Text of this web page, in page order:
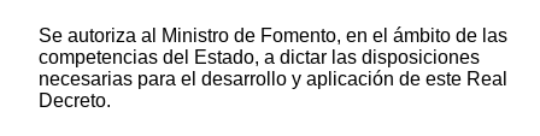
Se autoriza al Ministro de Fomento, en el ámbito de las
competencias del Estado, a dictar las disposiciones
necesarias para el desarrollo y aplicación de este Real
Decreto.